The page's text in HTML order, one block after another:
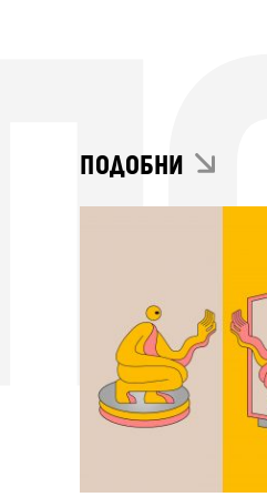
ПОДОБНИ